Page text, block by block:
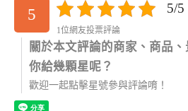
5 5/5
1位網友投票評論
關於本文評論的商家、商品
你給幾顆星呢？
歡迎一起點擊星號參與評論唷！